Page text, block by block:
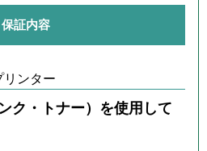
保証内容
リンター
ク・トナー）を使用して